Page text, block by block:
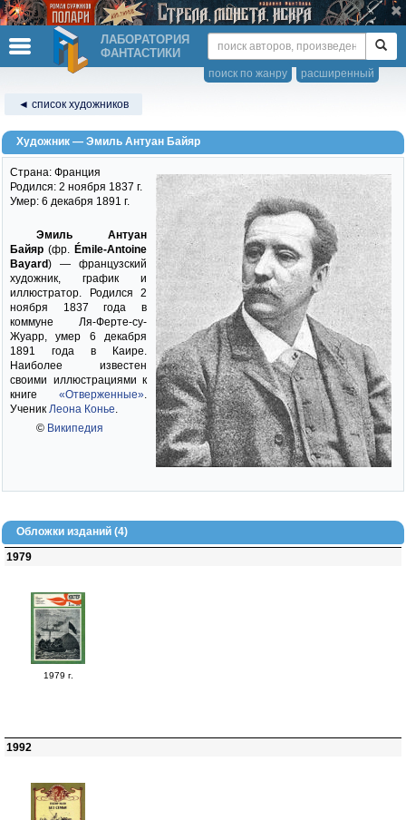
ЛАБОРАТОРИЯ
ФАНТАСТИКИ
расширенный
поиск по жанру
◄ список художников
Художник — Эмиль Антуан Байяр
Страна: Франция
Родился: 2 ноября 1837 г.
Умер: 6 декабря 1891 г.
Эмиль Антуан
Байяр (фр. Émile-Antoine
Bayard) — французский
художник, график и
иллюстратор. Родился 2
ноября 1837 года в
коммуне Ля-Ферте-су-
Жуарр, умер 6 декабря
1891 года в Каире.
Наиболее известен
своими иллюстрациями к
книге «Отверженные».
Ученик Леона Конье.
© Википедия
Обложки изданий (4)
1979
1979 г.
1992